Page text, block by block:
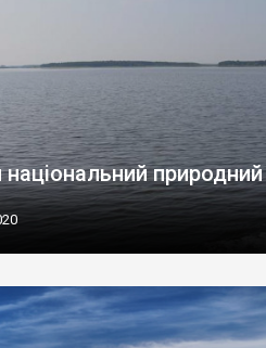
природний